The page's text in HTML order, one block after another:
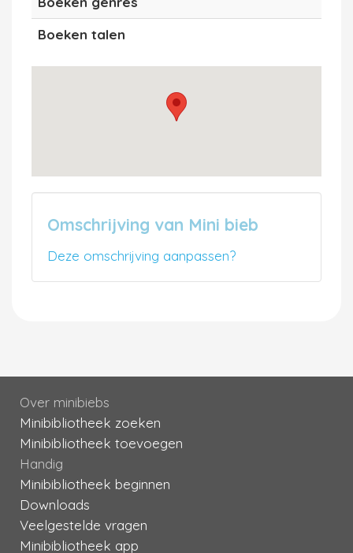
Boeken talen
Omschrijving van Mini bieb
Deze omschrijving aanpassen?
Over minibiebs
Minibibliotheek zoeken
Minibibliotheek toevoegen
Handig
Minibibliotheek beginnen
Downloads
Veelgestelde vragen
Minibibliotheek app